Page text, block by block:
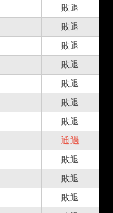
敗退
敗退
敗退
敗退
敗退
敗退
敗退
通過
敗退
敗退
敗退